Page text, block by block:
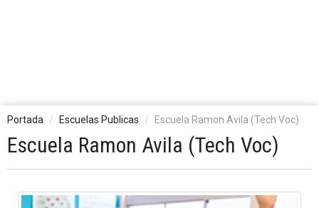
Portada Escuelas Publicas Escuela Ramon Avila (Tech Voc)
Escuela Ramon Avila (Tech Voc)